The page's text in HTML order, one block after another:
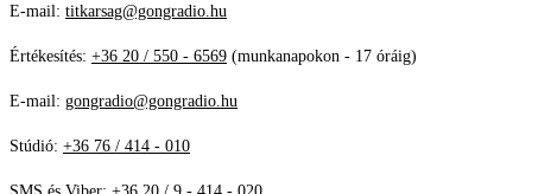
E-mail: titkarsag@gongradio.hu
Értékesítés: +36 20 / 550 - 6569 (munkanapokon - 17 óráig)
E-mail: gongradio@gongradio.hu
Stúdió: +36 76 / 414 - 010